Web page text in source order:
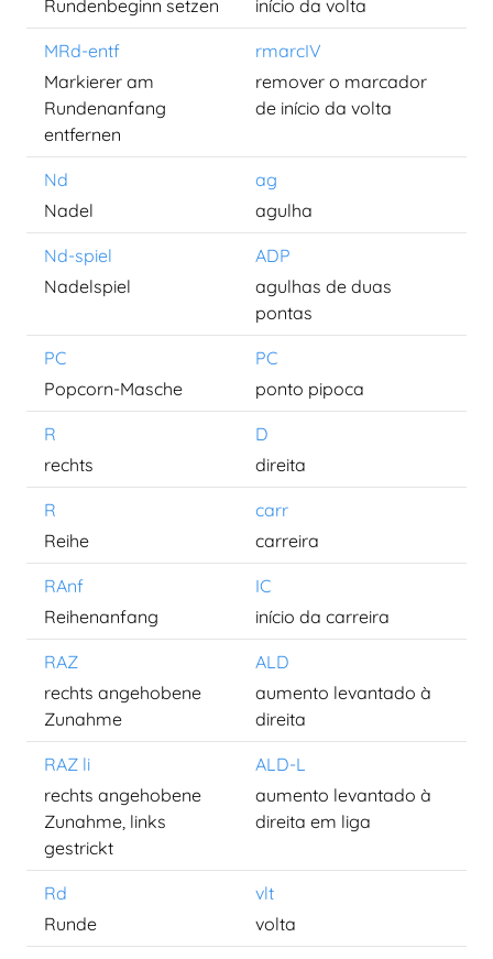
Rundenbeginn setzen início da volta
MRd-entf
rmarcIV
Markierer am
Rundenanfang
entfernen
remover o marcador
de início da volta
Nd
ag
Nadel
agulha
Nd-spiel
ADP
Nadelspiel
agulhas de duas
pontas
PC
PC
Popcorn-Masche
ponto pipoca
R
D
rechts
direita
R
carr
Reihe
carreira
RAnf
IC
Reihenanfang
início da carreira
RAZ
ALD
rechts angehobene
Zunahme
aumento levantado à
direita
RAZ li
ALD-L
rechts angehobene
Zunahme, links
gestrickt
aumento levantado à
direita em liga
Rd
vlt
Runde
volta